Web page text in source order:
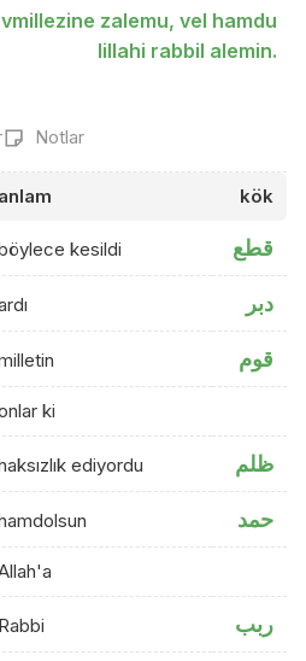
zalemu, vel hamdu
lillahi rabbil alemin.
Notlar
anlam kök
kesildi قطع
دبر
قوم
ki
ediyordu ظلم
حمد
Rabbi ربب